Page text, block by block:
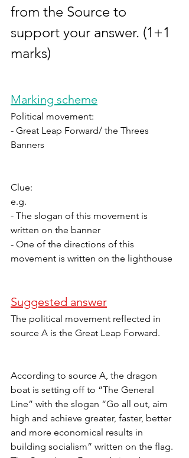
from the Source to
support your answer. (1+1
marks)
Marking scheme
Political movement:
- Great Leap Forward/ the Threes
Banners
Clue:
e.g.
- The slogan of this movement is
written on the banner
- One of the directions of this
movement is written on the lighthouse
Suggested answer
The political movement reflected in
source A is the Great Leap Forward.
According to source A, the dragon
boat is setting off to “The General
Line” with the slogan “Go all out, aim
high and achieve greater, faster, better
and more economical results in
building socialism” written on the flag.